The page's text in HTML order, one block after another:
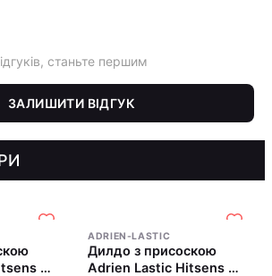
станьте першим
ЗАЛИШИТИ ВІДГУК
2
ADRIEN-LASTIC
Дилдо з присоскою
Adrien Lastic Hitsens 3